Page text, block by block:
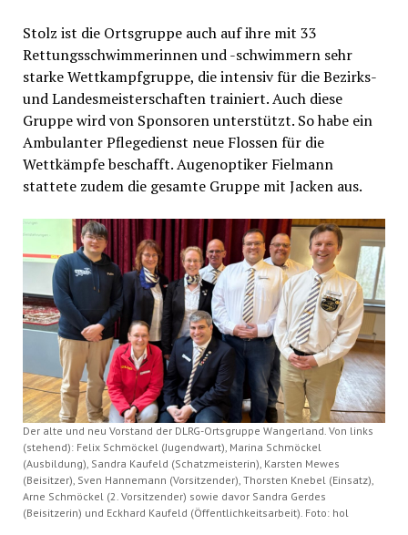
Stolz ist die Ortsgruppe auch auf ihre mit 33
Rettungsschwimmerinnen und -schwimmern sehr
starke Wettkampfgruppe, die intensiv für die Bezirks-
und Landesmeisterschaften trainiert. Auch diese
Gruppe wird von Sponsoren unterstützt. So habe ein
Ambulanter Pflegedienst neue Flossen für die
Wettkämpfe beschafft. Augenoptiker Fielmann
stattete zudem die gesamte Gruppe mit Jacken aus.
Der alte und neu Vorstand der DLRG-Ortsgruppe Wangerland. Von links
(stehend): Felix Schmöckel (Jugendwart), Marina Schmöckel
(Ausbildung), Sandra Kaufeld (Schatzmeisterin), Karsten Mewes
(Beisitzer), Sven Hannemann (Vorsitzender), Thorsten Knebel (Einsatz),
Arne Schmöckel (2. Vorsitzender) sowie davor Sandra Gerdes
(Beisitzerin) und Eckhard Kaufeld (Öffentlichkeitsarbeit). Foto: hol